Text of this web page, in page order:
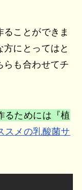
ことができま
にとってはと
らも合わせてチ
るためには『植
スメの乳酸菌サ